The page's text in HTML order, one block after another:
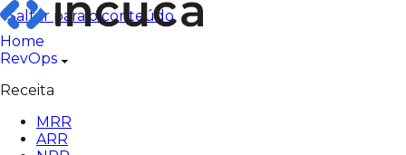
Pular
para
o
conteúdo
Saltar para o conteúdo
Home
RevOps
Receita
MRR
ARR